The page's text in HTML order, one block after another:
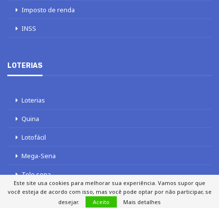
Imposto de renda
INSS
LOTERIAS
Loterias
Quina
Lotofácil
Mega-Sena
Tele sena
Este site usa cookies para melhorar sua experiência. Vamos supor que
você esteja de acordo com isso, mas você pode optar por não participar, se
desejar.
Aceito Mais detalhes